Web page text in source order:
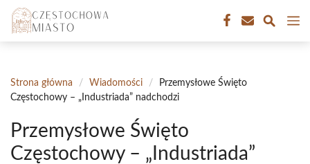
Przejdź
treści
Strona główna / Wiadomości /
Przemysłowe Święto
Częstochowy – „Industriada” nadchodzi
Przemysłowe Święto
Częstochowy – „Industriada”